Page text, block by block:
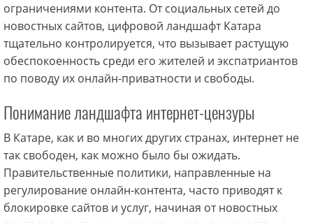
ограничениями контента. От социальных сетей до
новостных сайтов, цифровой ландшафт Катара
тщательно контролируется, что вызывает растущую
обеспокоенность среди его жителей и экспатриантов
по поводу их онлайн-приватности и свободы.
Понимание ландшафта интернет-цензуры
В Катаре, как и во многих других странах, интернет не
так свободен, как можно было бы ожидать.
Правительственные политики, направленные на
регулирование онлайн-контента, часто приводят к
блокировке сайтов и услуг, начиная от новостных